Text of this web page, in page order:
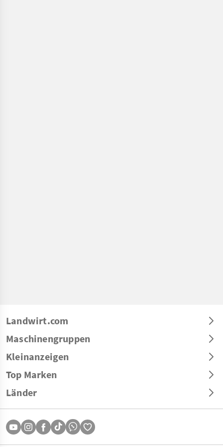
Landwirt.com
Maschinengruppen
Kleinanzeigen
Top Marken
Länder